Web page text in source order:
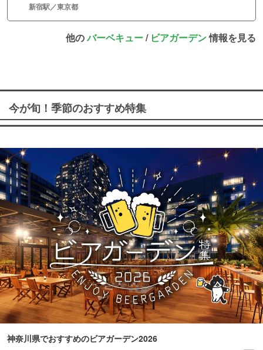
新宿駅／東京都
他のバーベキュー/ ビアガーデン情報を見る
今が旬！季節のおすすめ特集
神奈川県でおすすめのビアガーデン2026